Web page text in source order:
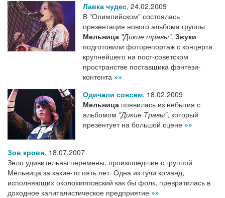
Лавка чудес, 24.02.2009
В "Олимпийском" состоялась
презентация нового альбома группы
Мельница "Дикие травы". Звуки
подготовили фоторепортаж с концерта
крупнейшего на пост-советском
пространстве поставщика фэнтези-
контента »»
Одичали совсем, 18.02.2009
Мельница появилась из небытия с
альбомом "Дикие Травы", который
презентует на большой сцене »»
Зов крови, 18.07.2007
Зело удивительны перемены, произошедшие с группой
Мельница за какие-то пять лет. Одна из тучи команд,
исполняющих околохипповский как бы фолк, превратилась в
доходное капиталистическое предприятие »»